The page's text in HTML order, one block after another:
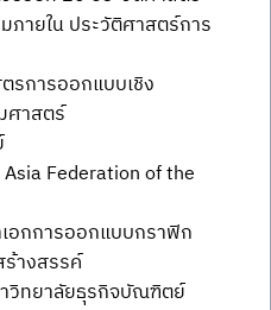
ายใน ประวัติศาสตร์การ
รการออกแบบเชิง
ศาสตร์
Federation of the
อกการออกแบบกราฟิก
างสรรค์
วิทยาลัยธุรกิจบัณฑิตย์